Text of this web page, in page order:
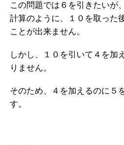
この問題では６を引きたいが
計算のように、１０を取った
ことが出来ません。
しかし、１０を引いて４を加
りません。
そのため、４を加えるのに５
す。